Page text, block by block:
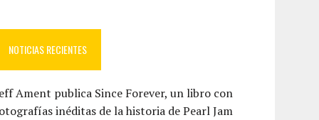
NOTICIAS RECIENTES
Ament publica Since Forever, un libro con
inéditas de la historia de Pearl Jam